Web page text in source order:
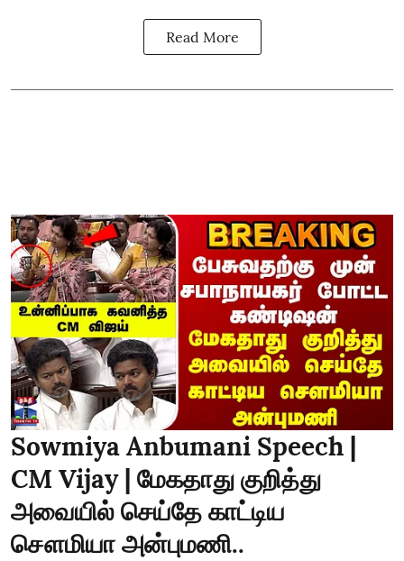
Read More
Sowmiya Anbumani Speech |
CM Vijay | மேகதாது குறித்து
அவையில் செய்தே காட்டிய
சௌமியா அன்புமணி..